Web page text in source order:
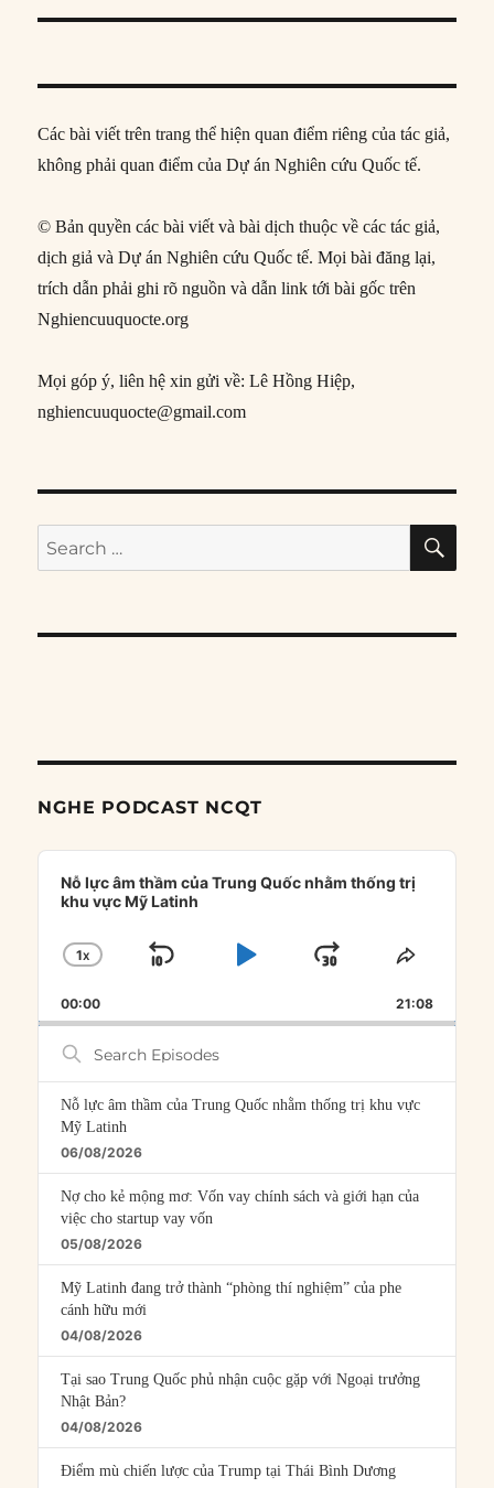
Các bài viết trên trang thể hiện quan điểm riêng của tác giả,
không phải quan điểm của Dự án Nghiên cứu Quốc tế.
© Bản quyền các bài viết và bài dịch thuộc về các tác giả,
dịch giả và Dự án Nghiên cứu Quốc tế. Mọi bài đăng lại,
trích dẫn phải ghi rõ nguồn và dẫn link tới bài gốc trên
Nghiencuuquocte.org
Mọi góp ý, liên hệ xin gửi về: Lê Hồng Hiệp,
nghiencuuquocte@gmail.com
Search
for:
NGHE PODCAST NCQT
Audio
Player
Nỗ lực âm thầm của Trung Quốc nhằm thống trị
khu vực Mỹ Latinh
CHANGE
RATE
1X
SKIP
PLAYJUMP
FORWARD
SHARE
00:00 21:08
Search
Episodes
Nỗ lực âm thầm của Trung Quốc nhằm thống trị khu vực
Mỹ Latinh
06/08/2026
Nợ cho kẻ mộng mơ: Vốn vay chính sách và giới hạn của
việc cho startup vay vốn
05/08/2026
Mỹ Latinh đang trở thành “phòng thí nghiệm” của phe
cánh hữu mới
04/08/2026
Tại sao Trung Quốc phủ nhận cuộc gặp với Ngoại trưởng
Nhật Bản?
04/08/2026
Điểm mù chiến lược của Trump tại Thái Bình Dương